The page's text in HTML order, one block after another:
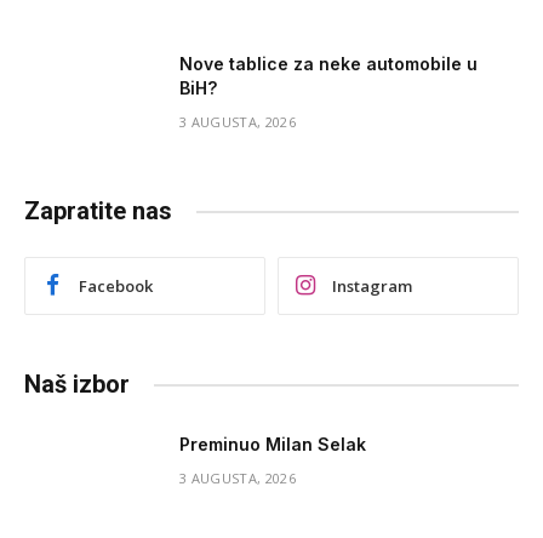
Nove tablice za neke automobile u
BiH?
3 AUGUSTA, 2026
Zapratite nas
Facebook Instagram
Naš izbor
Preminuo Milan Selak
3 AUGUSTA, 2026